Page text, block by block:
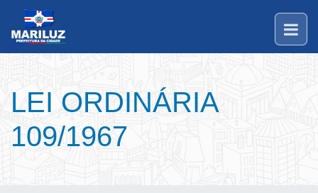
LEI ORDINÁRIA
109/1967